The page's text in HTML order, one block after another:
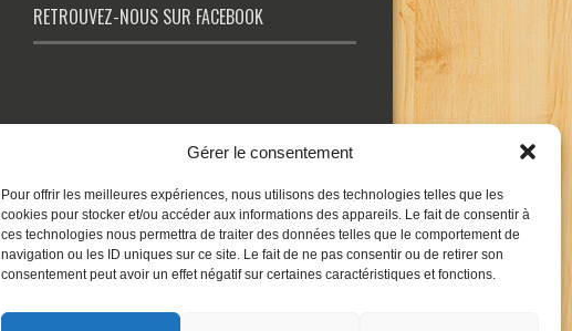
Gérer le consentement
Pour offrir les meilleures expériences, nous utilisons des technologies telles que les
cookies pour stocker et/ou accéder aux informations des appareils. Le fait de consentir à
ces technologies nous permettra de traiter des données telles que le comportement de
navigation ou les ID uniques sur ce site. Le fait de ne pas consentir ou de retirer son
consentement peut avoir un effet négatif sur certaines caractéristiques et fonctions.
RETROUVEZ-NOUS SUR FACEBOOK